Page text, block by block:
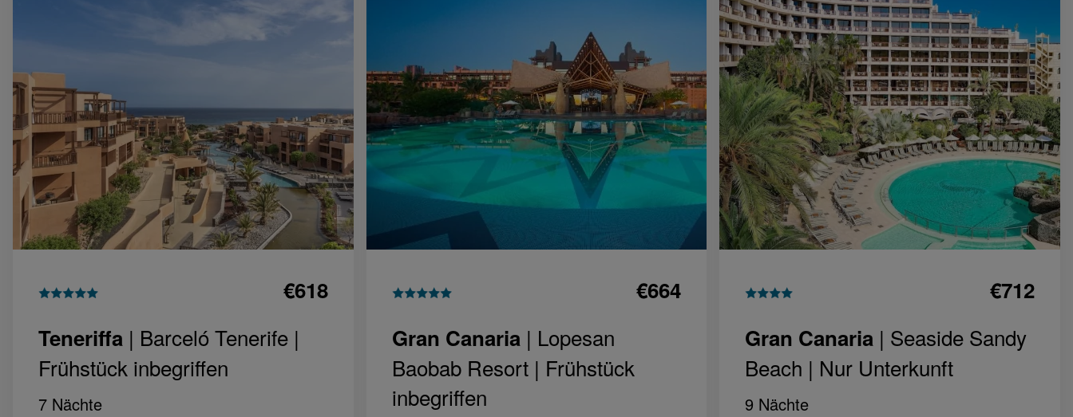
€618
Teneriffa | Barceló Tenerife |
Frühstück inbegriffen
7 Nächte
€664
Gran Canaria | Lopesan
Baobab Resort | Frühstück
inbegriffen
€712
Gran Canaria | Seaside Sandy
Beach | Nur Unterkunft
9 Nächte